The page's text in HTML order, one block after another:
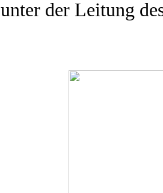
unter der Leitung